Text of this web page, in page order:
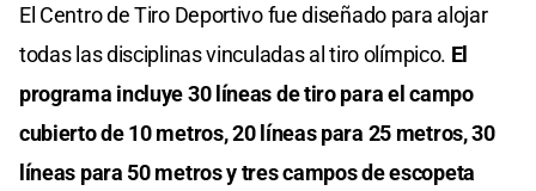
El Centro de Tiro Deportivo fue diseñado para alojar
todas las disciplinas vinculadas al tiro olímpico. El
programa incluye 30 líneas de tiro para el campo
cubierto de 10 metros, 20 líneas para 25 metros, 30
líneas para 50 metros y tres campos de escopeta